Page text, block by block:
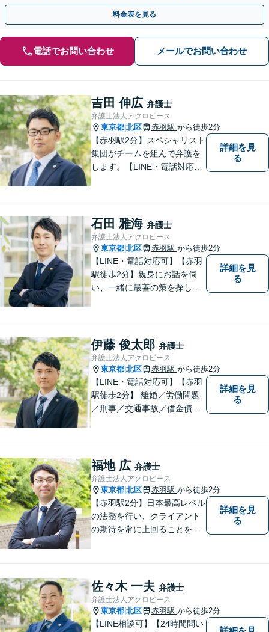
ます【初回相談無料】外国人の方も遠慮なくご相談ください
料金表を見る
電話でお問い合わせ メールでお問い合わせ
吉田 伸広 弁護士
弁護士法人アクロピース
東京都 北区 赤羽駅 から徒歩2分
【赤羽駅2分】スペシャリスト
集団がチームを組んで弁護を
します。【LINE・電話対応
スはあなたの味方です！他士
業との連携あり。
詳細を見
る
石田 雅海 弁護士
弁護士法人アクロピース
東京都 北区 赤羽駅 から徒歩2分
【LINE・電話対応可】【赤羽
駅徒歩2分】親身にお話を伺
い、一緒に最善の策を探しま
護をします。他士業との連携
あり【初回面談無料】
詳細を見
る
伊藤 俊太郎 弁護士
弁護士法人アクロピース
東京都 北区 赤羽駅 から徒歩2分
【LINE・電話対応可】【赤羽
駅徒歩2分】 離婚／労働問題
／刑事／交通事故／借金債務
との連携あり。アクロピース
はあなたの味方です！
詳細を見
る
福地 広 弁護士
弁護士法人アクロピース
東京都 北区 赤羽駅 から徒歩2分
【赤羽駅2分】日本最高レベル
の法務を行い、クライアント
の期待を常に上回ることを使
最高のピースになるために精
一杯の努力をしていきます。
詳細を見
る
佐々木 一夫 弁護士
弁護士法人アクロピース
東京都 北区 赤羽駅 から徒歩2分
【LINE相談可】【24時間問い